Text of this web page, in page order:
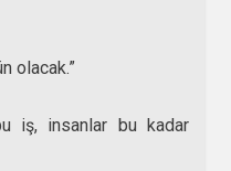
olacak.”
iş, insanlar bu kadar